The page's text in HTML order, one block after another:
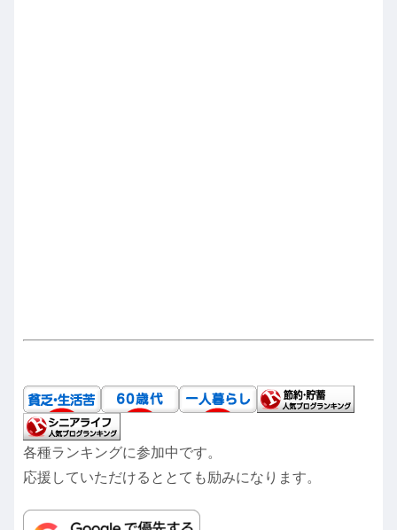
各種ランキングに参加中です。
応援していただけるととても励みになります。